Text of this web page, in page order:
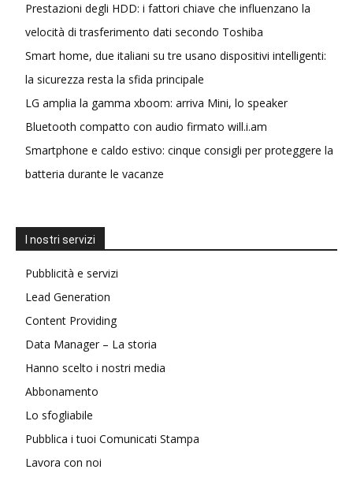
Prestazioni degli HDD: i fattori chiave che influenzano la
velocità di trasferimento dati secondo Toshiba
Smart home, due italiani su tre usano dispositivi intelligenti:
la sicurezza resta la sfida principale
LG amplia la gamma xboom: arriva Mini, lo speaker
Bluetooth compatto con audio firmato will.i.am
Smartphone e caldo estivo: cinque consigli per proteggere la
batteria durante le vacanze
I nostri servizi
Pubblicità e servizi
Lead Generation
Content Providing
Data Manager – La storia
Hanno scelto i nostri media
Abbonamento
Lo sfogliabile
Pubblica i tuoi Comunicati Stampa
Lavora con noi